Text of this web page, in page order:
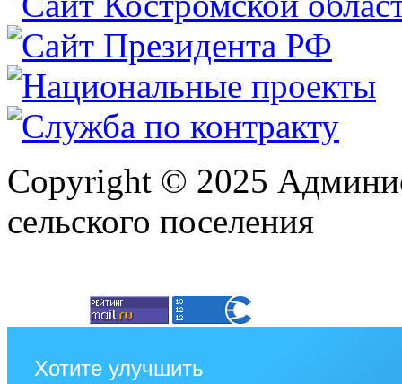
Copyright © 2025
сельского поселения
Хотите улучшить